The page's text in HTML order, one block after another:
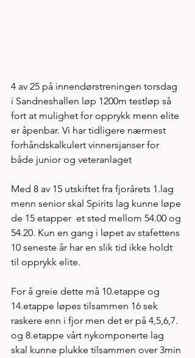
4 av 25 på innendørstreningen torsdag
i Sandneshallen løp 1200m testløp så
fort at mulighet for opprykk menn elite
er åpenbar. Vi har tidligere nærmest
forhåndskalkulert vinnersjanser for
både junior og veteranlaget
Med 8 av 15 utskiftet fra fjorårets 1.lag
menn senior skal Spirits lag kunne løpe
de 15 etapper  et sted mellom 54.00 og
54.20. Kun en gang i løpet av stafettens
10 seneste år har en slik tid ikke holdt
til opprykk elite.
For å greie dette må 10.etappe og
14.etappe løpes tilsammen 16 sek
raskere enn i fjor men det er på 4,5,6,7.
og 8.etappe vårt nykomponerte lag
skal kunne plukke tilsammen over 3min